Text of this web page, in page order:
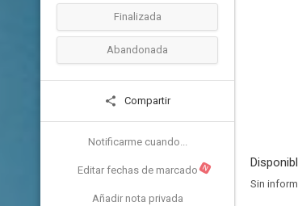
Finalizada
Abandonada
Compartir
Notificarme cuando...
Editar fechas de marcado N
Añadir nota privada
Sin